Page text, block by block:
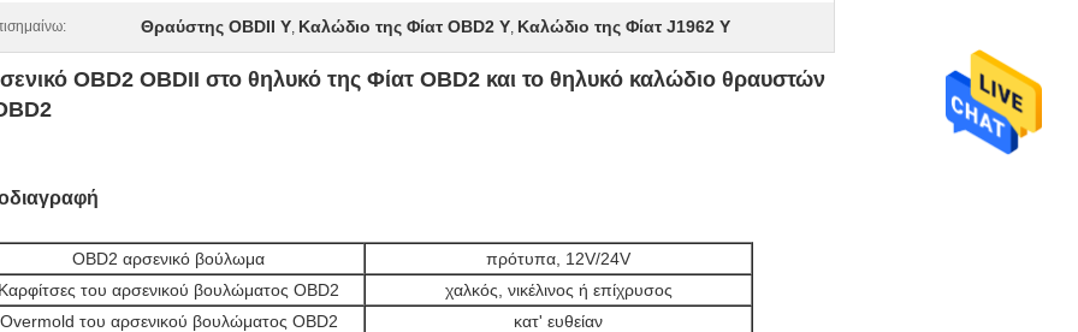
Θραύστης OBDII Υ, Καλώδιο της Φίατ OBD2 Υ, Καλώδιο της Φίατ J1962 Υ
OBD2 OBDII στο θηλυκό της Φίατ OBD2 και το θηλυκό καλώδιο θραυστών
OBD2 αρσενικό βούλωμα
πρότυπα, 12V/24V
Καρφίτσες του αρσενικού βουλώματος OBD2
χαλκός, νικέλινος ή επίχρυσος
Overmold του αρσενικού βουλώματος OBD2
κατ' ευθείαν